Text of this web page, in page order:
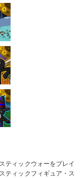
ティックウォーをプレイ
ティックフィギュア・ス